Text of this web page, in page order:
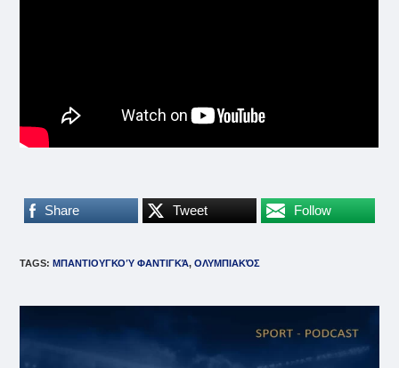
Share Tweet Follow
TAGS:ΜΠΑΝΤΙΟΥΓΚΟΎ ΦΑΝΤΙΓΚΆ, ΟΛΥΜΠΙΑΚΌΣ